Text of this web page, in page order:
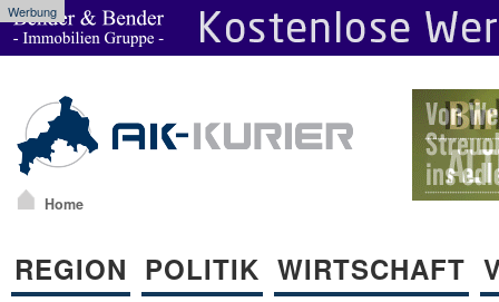
Werbung
Home
REGION POLITIK WIRTSCHAFT